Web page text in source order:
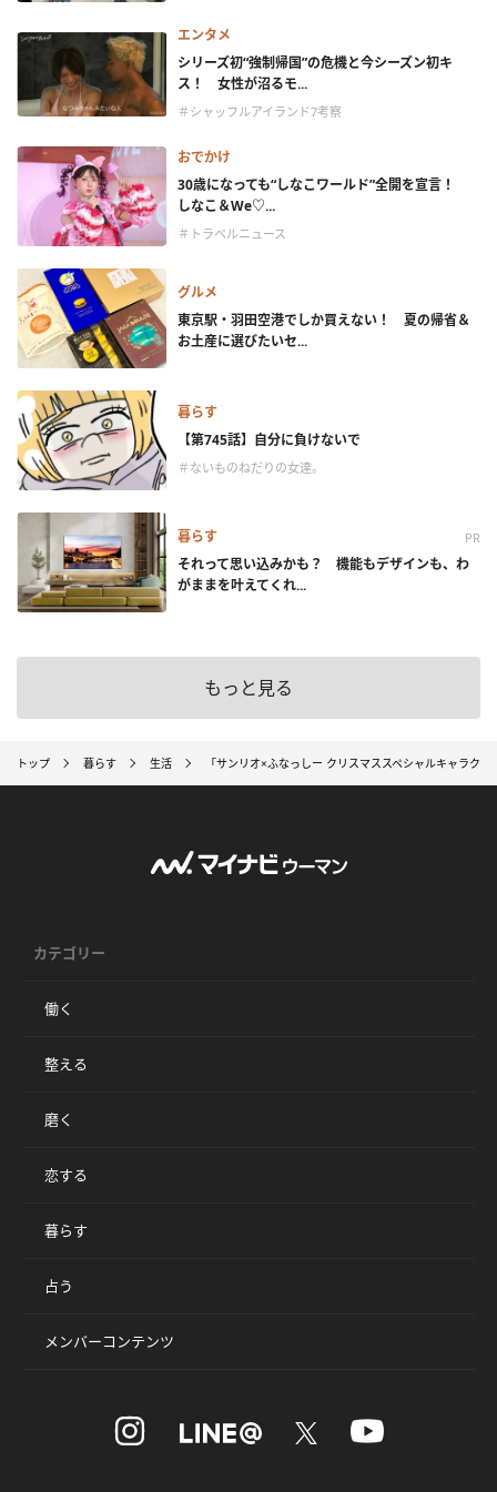
エンタメ
シリーズ初“強制帰国”の危機と今シーズン初キ
ス！ 女性が沼るモ...
＃シャッフルアイランド7考察
おでかけ
30歳になっても“しなこワールド”全開を宣言！
しなこ＆We♡...
＃トラベルニュース
グルメ
東京駅・羽田空港でしか買えない！ 夏の帰省＆
お土産に選びたいセ...
暮らす
【第745話】自分に負けないで
＃ないものねだりの女達。
暮らす PR
それって思い込みかも？ 機能もデザインも、わ
がままを叶えてくれ...
もっと見る
トップ 暮らす 生活 「サンリオ×ふなっしー クリスマススペシャルキャラク
カテゴリー
働く
整える
磨く
恋する
暮らす
占う
メンバーコンテンツ